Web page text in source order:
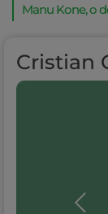
Manu Kone, o
Cristian